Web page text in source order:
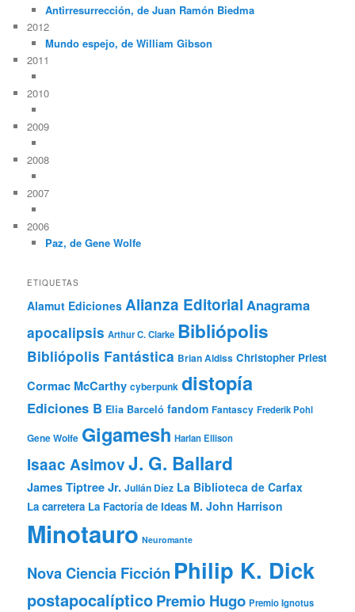
Antirresurrección, de Juan Ramón Biedma
2012
Mundo espejo, de William Gibson
2011
2010
2009
2008
2007
2006
Paz, de Gene Wolfe
ETIQUETAS
Alamut Ediciones Alianza Editorial Anagrama
apocalipsis Arthur C. Clarke Bibliópolis
Bibliópolis Fantástica Brian Aldiss Christopher Priest
Cormac McCarthy cyberpunk distopía
Ediciones B Elia Barceló fandom Fantascy Frederik Pohl
Gene Wolfe Gigamesh Harlan Ellison
Isaac AsimovJ. G. Ballard
James Tiptree Jr. Julián Díez La Biblioteca de Carfax
La carretera La Factoría de Ideas M. John Harrison
Minotauro Neuromante
Nova Ciencia Ficción Philip K. Dick
postapocalípticoPremio Hugo Premio Ignotus